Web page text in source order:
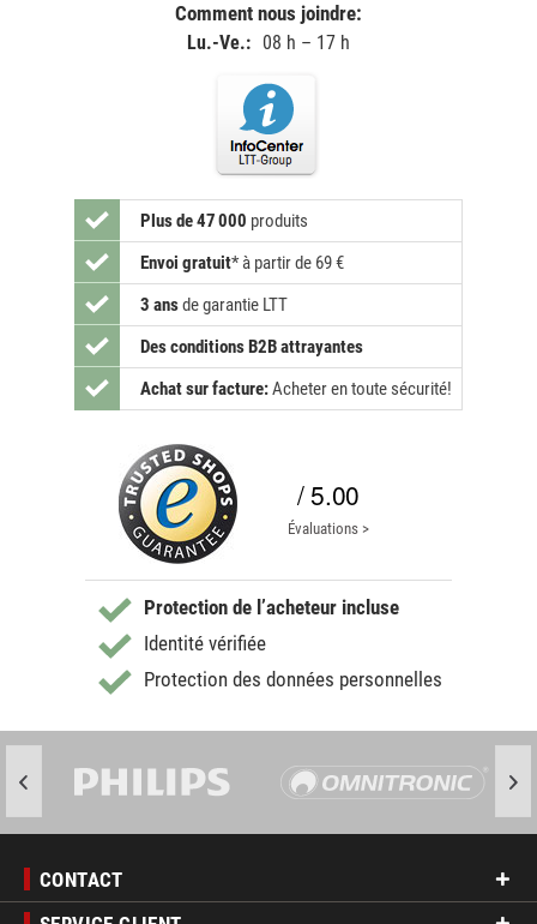
Comment nous joindre:
Lu.-Ve.: 08 h – 17 h
Plus de 47 000 produits
Envoi gratuit* à partir de 69 €
3 ansde garantie LTT
Des conditions B2B attrayantes
Achat sur facture:Acheter en toute sécurité!
/ 5.00
Évaluations >
Protection de l’acheteur incluse
Identité vérifiée
Protection des données personnelles
CONTACT